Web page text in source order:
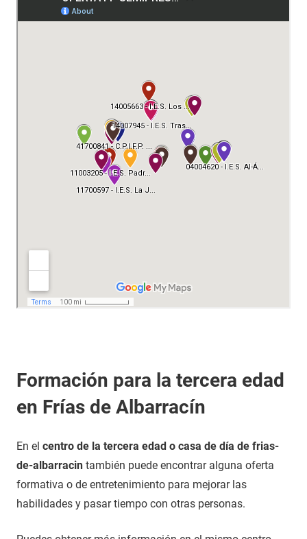
Formación para la tercera edad
en Frías de Albarracín
En el centro de la tercera edad o casa de día de frias-
de-albarracin también puede encontrar alguna oferta
formativa o de entretenimiento para mejorar las
habilidades y pasar tiempo con otras personas.